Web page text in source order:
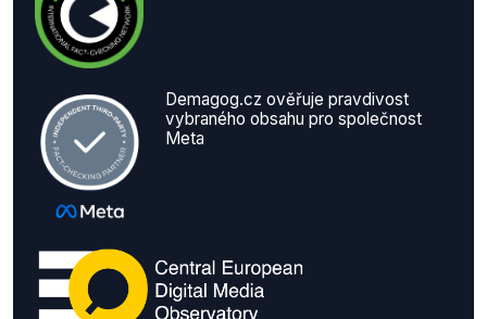
Demagog.cz ověřuje pravdivost
vybraného obsahu pro společnost
Meta